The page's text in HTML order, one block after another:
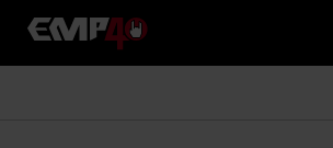
EMP
-
Hudba,